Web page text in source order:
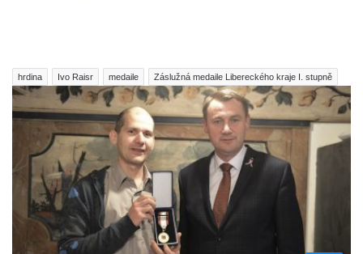
hrdina Ivo Raisr medaile Záslužná medaile Libereckého kraje I. stupně